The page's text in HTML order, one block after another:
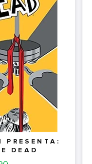
PRESENTA:
DEAD